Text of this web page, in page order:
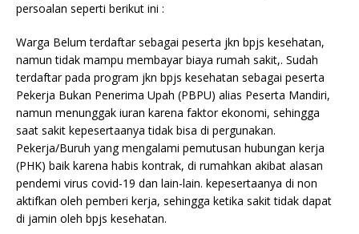
persoalan seperti berikut ini :
Warga Belum terdaftar sebagai peserta jkn bpjs kesehatan,
namun tidak mampu membayar biaya rumah sakit,. Sudah
terdaftar pada program jkn bpjs kesehatan sebagai peserta
Pekerja Bukan Penerima Upah (PBPU) alias Peserta Mandiri,
namun menunggak iuran karena faktor ekonomi, sehingga
saat sakit kepesertaanya tidak bisa di pergunakan.
Pekerja/Buruh yang mengalami pemutusan hubungan kerja
(PHK) baik karena habis kontrak, di rumahkan akibat alasan
pendemi virus covid-19 dan lain-lain. kepesertaanya di non
aktifkan oleh pemberi kerja, sehingga ketika sakit tidak dapat
di jamin oleh bpjs kesehatan.